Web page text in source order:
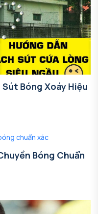
Bóng Xoáy Hiệu
Bóng Chuẩn